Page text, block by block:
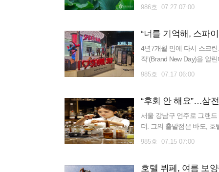
986호 07.27 07:00
“너를 기억해, 스파
4년7개월 만에 다시 스크린
작’(Brand New Day)을 알
985호 07.17 06:00
“후회 안 해요”…삼
서울 강남구 언주로 그랜드
더. 그의 출발점은 바도,
985호 07.15 07:00
호텔 뷔페, 여름 보